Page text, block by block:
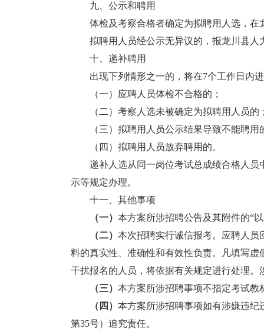
九、公示和聘用
体检及考察合格者确定为拟聘用人选，在
拟聘用人员经公示无异议的，报龙川县人
十、递补聘用
出现下列情形之一的，将在7个工作日内
（一）应聘人员体检不合格的；
（二）考察人选未被确定为拟聘用人员的
（三）拟聘用人员公示结果导致不能聘用
（四）拟聘用人员放弃聘用的。
递补人选从同一岗位考试总成绩合格人员
示等规定办理。
十一、其他事项
（一） 本方案所涉招聘公告及其附件的“
（二） 本次招聘实行诚信报考。应聘人
料的真实性、准确性和有效性负责。凡填写
干扰报名的人员，将依据有关规定进行处理
（三） 本方案所涉招聘事项不指定考试
（ 四 ） 本方案所涉招聘事项如有涉嫌违
第35号）追究责任。